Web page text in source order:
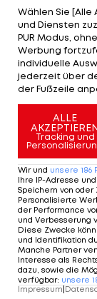
Österreich
Gegen
ersten
Zum Anlass
LAOLA1die
Eishockey-
Wählen Sie
und Diensten
PUR Modus,
Werbung
individuelle
jederzeit über
der Fußzeile
ALLE
Tracking und
Wir und unsere 186
Ihre IP-Adresse
Speichern von
Personalisierte
der Performance
und Verbesserung
Diese Zwecke
und Identifikation
Manche Partner
Interesse als
dazu, sowie die
verfügbar: unsere
Impressum|